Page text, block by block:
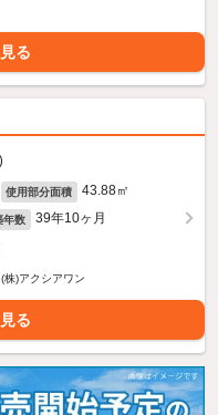
る
使用部分面積 43.88㎡
年数 39年10ヶ月
)アクシアワン
る